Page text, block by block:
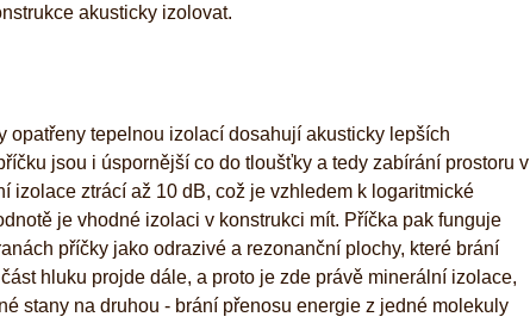
akusticky izolovat.
opatřeny tepelnou izolací dosahují akusticky lepších
jsou i úspornější co do tloušťky a tedy zabírání prostoru v
izolace ztrácí až 10 dB, což je vzhledem k logaritmické
je vhodné izolaci v konstrukci mít. Příčka pak funguje
příčky jako odrazivé a rezonanční plochy, které brání
hluku projde dále, a proto je zde právě minerální izolace,
stany na druhou - brání přenosu energie z jedné molekuly